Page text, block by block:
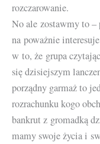
rozczarowanie.
No ale zostawmy to
na poważnie
w to, że grupa
się dzisiejszym
porządny garmaż to
rozrachunku kogo
bankrut z gromadką
mamy swoje życia i